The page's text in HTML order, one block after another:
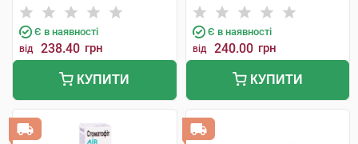
Є в наявності
від 238.40 грн
КУПИТИ
Лімітед
Є в наявності
від 240.00 грн
КУПИТИ